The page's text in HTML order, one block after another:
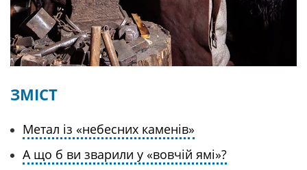
ЗМІСТ
Метал із «небесних каменів»
А що б ви зварили у «вовчій ямі»?